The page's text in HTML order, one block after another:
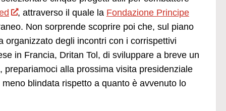
, attraverso il quale la Fondazione Principe
Non sorprende scoprire poi che, sul piano
degli incontri con i corrispettivi
in Francia, Dritan Tol, di sviluppare a breve un
alla prossima visita presidenziale
blindata rispetto a quanto è avvenuto lo